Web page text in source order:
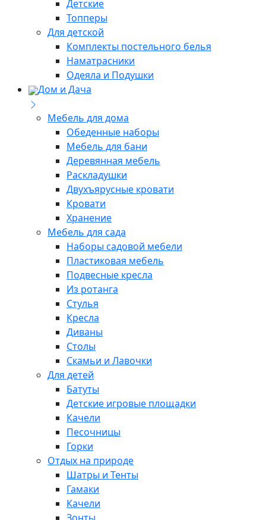
Детские
Топперы
Для детской
Комплекты постельного белья
Наматрасники
Одеяла и Подушки
Дом и Дача
Мебель для дома
Обеденные наборы
Мебель для бани
Деревянная мебель
Раскладушки
Двухъярусные кровати
Кровати
Хранение
Мебель для сада
Наборы садовой мебели
Пластиковая мебель
Подвесные кресла
Из ротанга
Стулья
Кресла
Диваны
Столы
Скамьи и Лавочки
Для детей
Батуты
Детские игровые площадки
Качели
Песочницы
Горки
Отдых на природе
Шатры и Тенты
Гамаки
Качели